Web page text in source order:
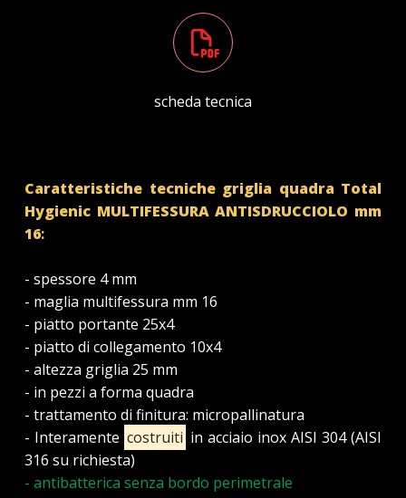
scheda tecnica
Caratteristiche tecniche griglia quadra Total
Hygienic MULTIFESSURAANTISDRUCCIOLO mm
16:
- spessore 4 mm
- maglia multifessura mm 16
- piatto portante 25x4
- piatto di collegamento 10x4
- altezza griglia 25 mm
- in pezzi a forma quadra
- trattamento di finitura: micropallinatura
- Interamente costruiti in acciaio inox AISI 304 (AISI
316 su richiesta)
- antibatterica senza bordo perimetrale